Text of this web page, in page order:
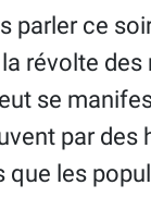
parler ce
révolte
se
par
les